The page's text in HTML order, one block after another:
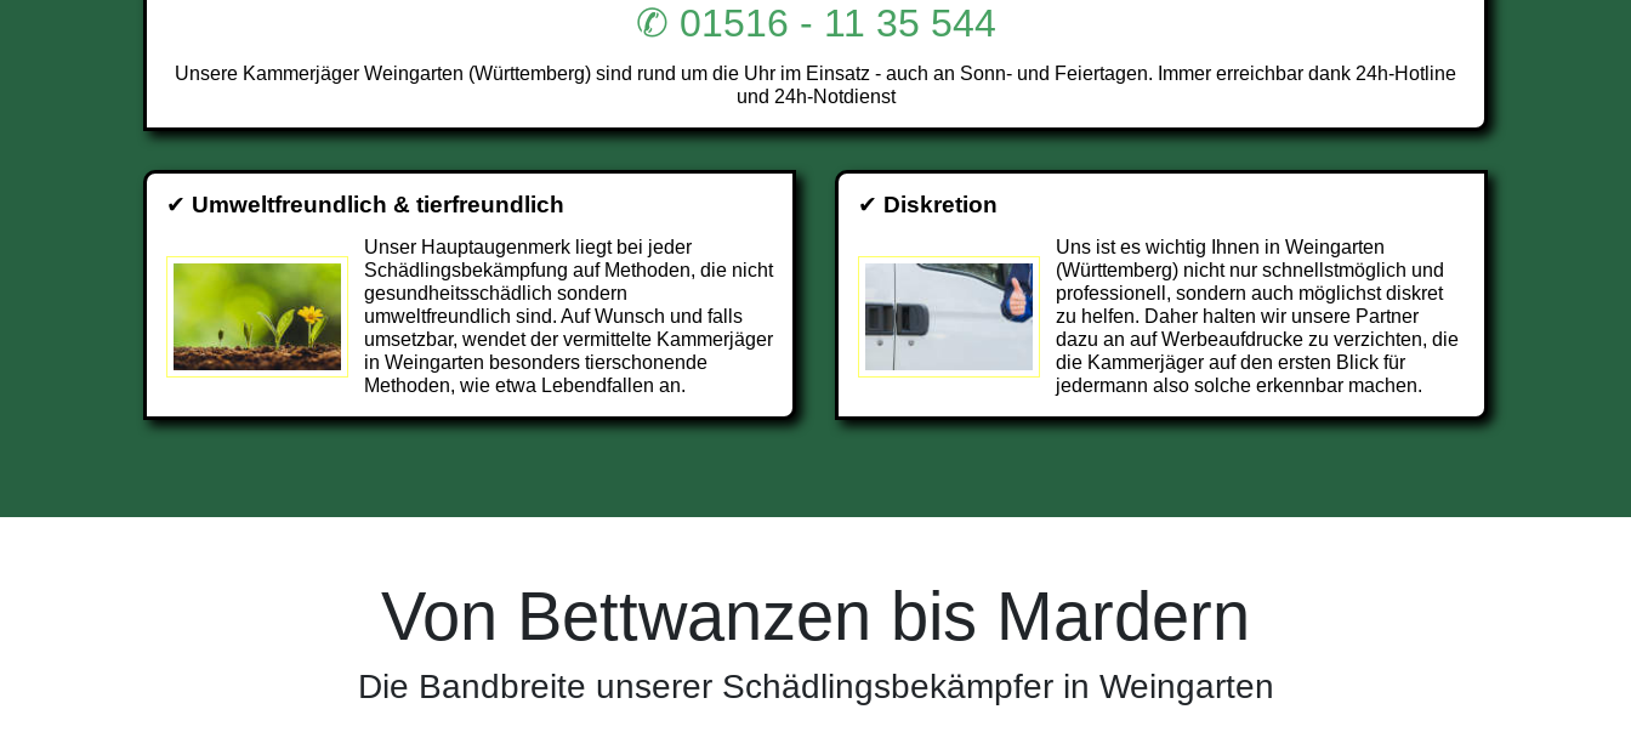
✆ 01516 - 11 35 544
Unsere Kammerjäger Weingarten (Württemberg) sind rund um die Uhr im Einsatz - auch an Sonn- und Feiertagen. Immer erreichbar dank 24h-Hotline
und 24h-Notdienst
✔ Umweltfreundlich & tierfreundlich
Unser Hauptaugenmerk liegt bei jeder
Schädlingsbekämpfung auf Methoden, die nicht
gesundheitsschädlich sondern
umweltfreundlich sind. Auf Wunsch und falls
umsetzbar, wendet der vermittelte Kammerjäger
in Weingarten besonders tierschonende
Methoden, wie etwa Lebendfallen an.
✔ Diskretion
Uns ist es wichtig Ihnen in Weingarten
(Württemberg) nicht nur schnellstmöglich und
professionell, sondern auch möglichst diskret
zu helfen. Daher halten wir unsere Partner
dazu an auf Werbeaufdrucke zu verzichten, die
die Kammerjäger auf den ersten Blick für
jedermann also solche erkennbar machen.
Von Bettwanzen bis Mardern
Die Bandbreite unserer Schädlingsbekämpfer in Weingarten